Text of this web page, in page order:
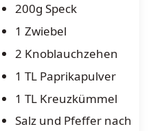
200g Speck
1 Zwiebel
2 Knoblauchzehen
1 TL Paprikapulver
1 TL Kreuzkümmel
Salz und Pfeffer nach